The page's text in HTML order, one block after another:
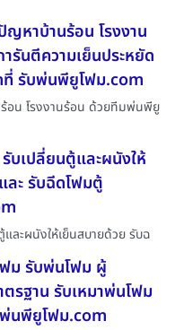
หาบ้านร้อน โรงงาน
นตีความเย็นประหยัด
ที่ รับพ่นพียูโฟม.com
น โรงงานร้อน ด้วยทีมพ่นพียู
บเปลี่ยนตู้และผนังให้
ะ รับฉีดโฟมตู้
ละผนังให้เย็นสบายด้วย รับฉ
ม รับพ่นโฟม ผู้
รฐาน รับเหมาพ่นโฟม
นพียูโฟม.com